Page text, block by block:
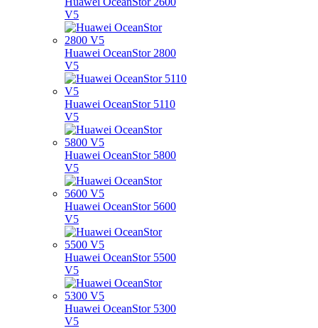
V5
Huawei OceanStor 2800
V5
Huawei OceanStor 5110
V5
Huawei OceanStor 5800
V5
Huawei OceanStor 5600
V5
Huawei OceanStor 5500
V5
Huawei OceanStor 5300
V5